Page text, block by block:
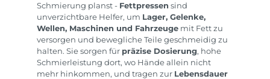
Schmierung planst - Fettpressen sind
unverzichtbare Helfer, um Lager, Gelenke,
Wellen, Maschinen und Fahrzeuge mit Fett zu
versorgen und bewegliche Teile geschmeidig zu
halten. Sie sorgen für präzise Dosierung, hohe
Schmierleistung dort, wo Hände allein nicht
mehr hinkommen, und tragen zur Lebensdauer